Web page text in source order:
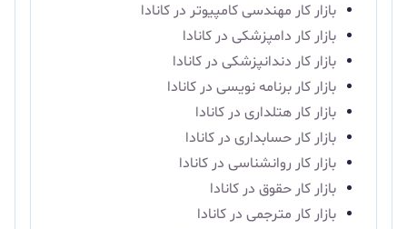
بازار کار مهندسی کامپیوتر در کانادا
بازار کار دامپزشکی در کانادا
بازار کار دندانپزشکی در کانادا
بازار کار برنامه نویسی در کانادا
بازار کار هتلداری در کانادا
بازار کار حسابداری در کانادا
بازار کار روانشناسی در کانادا
بازار کار حقوق در کانادا
بازار کار مترجمی در کانادا